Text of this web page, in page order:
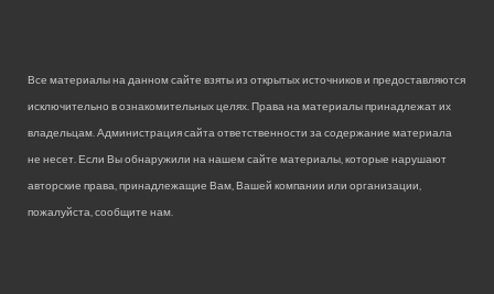
Все материалы на данном сайте взяты из открытых источников и предоставляются
исключительно в ознакомительных целях. Права на материалы принадлежат их
владельцам. Администрация сайта ответственности за содержание материала
не несет. Если Вы обнаружили на нашем сайте материалы, которые нарушают
авторские права, принадлежащие Вам, Вашей компании или организации,
пожалуйста, сообщите нам.